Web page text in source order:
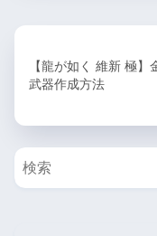
【龍が如く 維新 極
武器作成方法